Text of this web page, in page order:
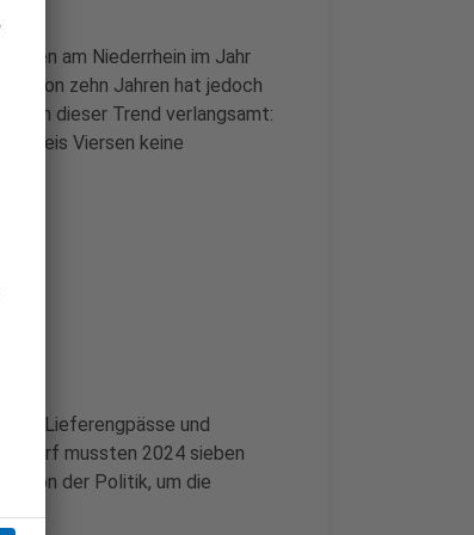
am Niederrhein im Jahr
von zehn Jahren hat jedoch
sich dieser Trend verlangsamt:
Kreis Viersen keine
Lieferengpässe und
mussten 2024 sieben
von der Politik, um die